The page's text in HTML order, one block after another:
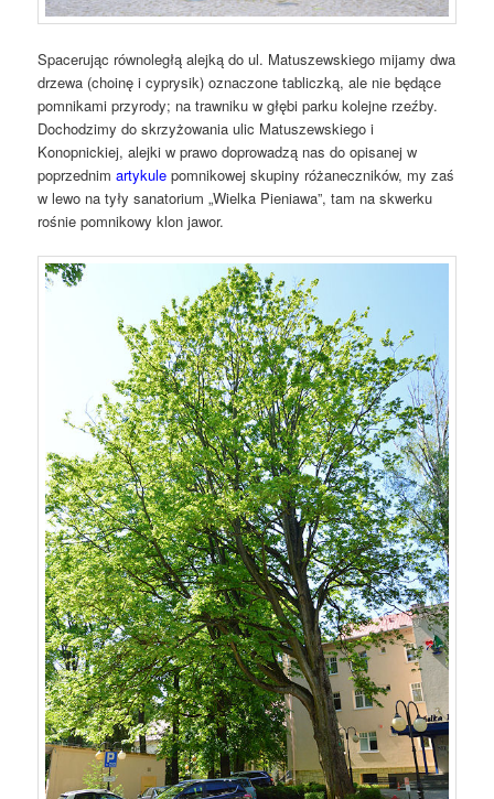
Spacerując równoległą alejką do ul. Matuszewskiego mijamy dwa
drzewa (choinę i cyprysik) oznaczone tabliczką, ale nie będące
pomnikami przyrody; na trawniku w głębi parku kolejne rzeźby.
Dochodzimy do skrzyżowania ulic Matuszewskiego i
Konopnickiej, alejki w prawo doprowadzą nas do opisanej w
poprzednimartykule pomnikowej skupiny różaneczników, my zaś
w lewo na tyły sanatorium „Wielka Pieniawa”, tam na skwerku
rośnie pomnikowy klon jawor.